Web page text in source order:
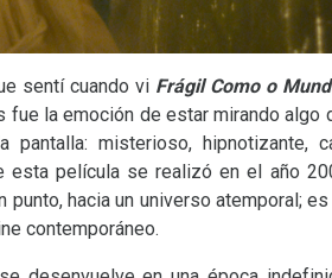
sentí cuando vi Frágil Como o
fue la emoción de estar mirando
pantalla: misterioso, hipnotizante,
esta película se realizó en el año
punto, hacia un universo atemporal;
contemporáneo.